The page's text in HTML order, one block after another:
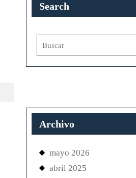
Search
Archivo
mayo 2026
abril 2025